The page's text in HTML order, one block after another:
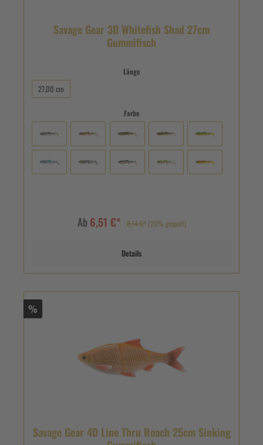
Savage Gear 3D Whitefish Shad 27cm
Gummifisch
Länge
27,00 cm
Farbe
Ab 6,51 €* 8,14 €* (20% gespart)
Details
%
Savage Gear 4D Line Thru Roach 25cm Sinking